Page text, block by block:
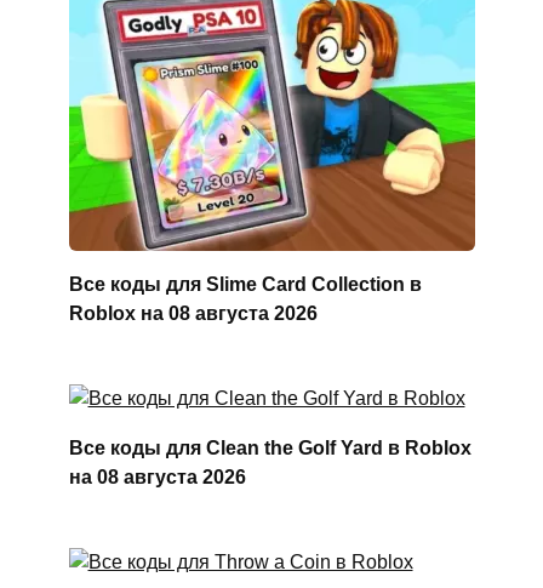
Все коды для Slime Card Collection в
Roblox на 08 августа 2026
Все коды для Clean the Golf Yard в Roblox
на 08 августа 2026